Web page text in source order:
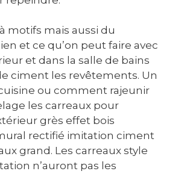
motifs mais aussi du
et ce qu’on peut faire avec
et dans la salle de bains
ciment les revêtements. Un
ou comment rajeunir
les carreaux pour
grès effet bois
rectifié imitation ciment
grand. Les carreaux style
n’auront pas les